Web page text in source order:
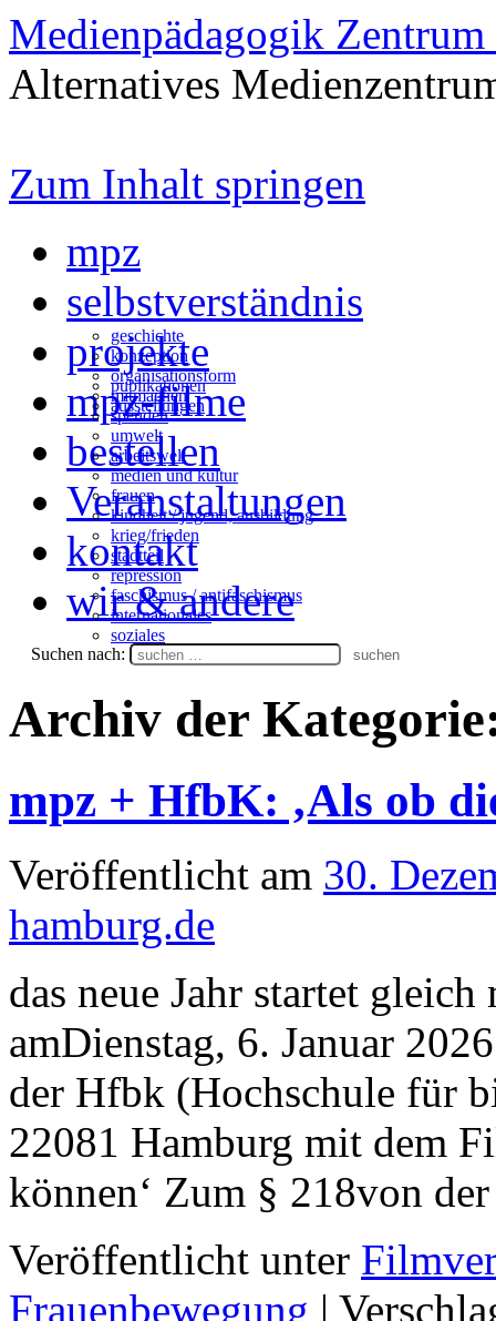
Medienpädagogik Zentrum
Alternatives
Zum Inhalt springen
mpz
selbstverständnis
geschichte
konzeption
organisationsform
mitmachen
spenden
projekte
publikationen
ausstellungen
mpz-filme
umwelt
arbeitswelt
medien und kultur
frauen
kindheit / jugend, ausbildung
krieg/frieden
stadtteil
repression
faschismus / antifaschismus
internationales
soziales
bestellen
Veranstaltungen
kontakt
wir & andere
Suchen nach:
Archiv der
mpz + HfbK: ‚Als ob
Veröffentlicht am 30.
hamburg.de
das neue Jahr startet
amDienstag, 6. Januar
der Hfbk (Hochschule für
22081 Hamburg mit dem
können‘ Zum § 218von
Veröffentlicht unter
Frauenbewegung |